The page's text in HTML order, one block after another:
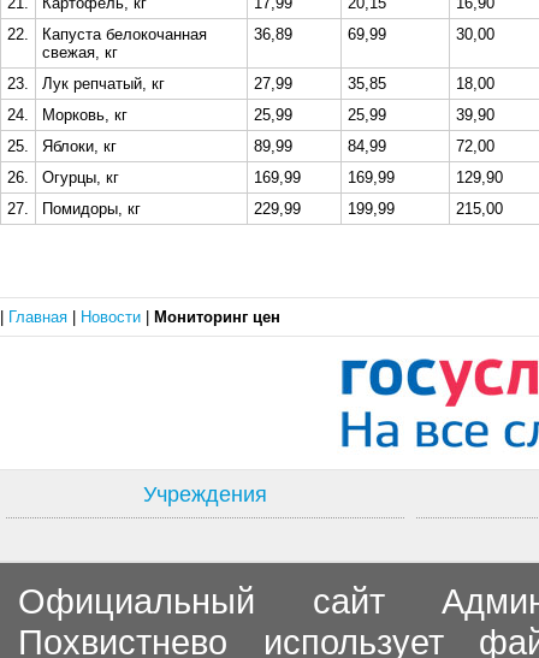
22.
Капуста белокочанная
свежая, кг
36,89 69,99 30,00
23. Лук репчатый, кг 27,99 35,85
18,00
24.
Морковь, кг 25,99 25,99
39,90
25.
Яблоки, кг 89,99 84,99
72,00
26.
Огурцы, кг 169,99 169,99
129,90
27.
Помидоры, кг 229,99 199,99 215,00
Главная Новости Мониторинг цен
Учреждения
Официальный сайт
Похвистнево использует